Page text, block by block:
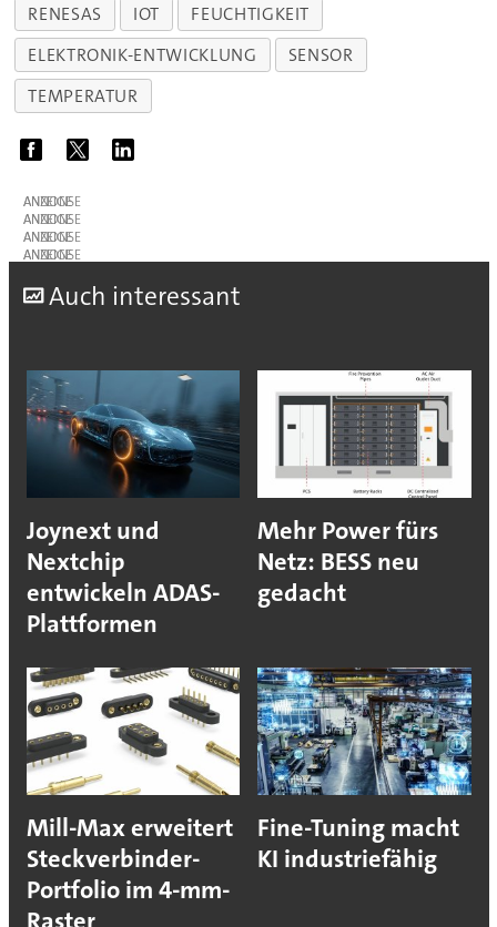
RENESAS IOT
FEUCHTIGKEIT
ELEKTRONIK-ENTWICKLUNG
SENSOR
TEMPERATUR
ANZEIGE
ANZEIGE
ANZEIGE
ANZEIGE
Auch interessant
Joynext und
Nextchip
entwickeln ADAS-
Plattformen
Mehr Power fürs
Netz: BESS neu
gedacht
Mill-Max erweitert
Steckverbinder-
Portfolio im 4-mm-
Fine-Tuning macht
KI industriefähig